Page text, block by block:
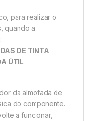
para realizar o
quando a
DE TINTA
ÚTIL.
da almofada de
do componente.
a funcionar,